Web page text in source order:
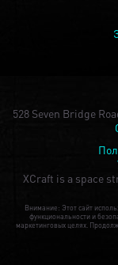
528 Seven Bridge
XCraft is a space
Внимание: Этот сайт
функциональности и
маркетинговых целях.